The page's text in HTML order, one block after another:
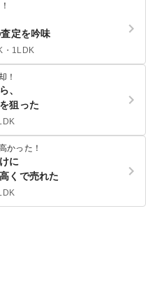
定を吟味
・1LDK
！
、
狙った
かった！
に
くで売れた